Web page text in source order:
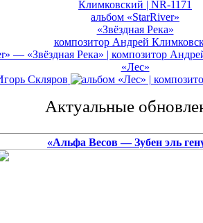
альбом «StarRiver»
«Звёздная Река»
композиторАндрей
«Лес»
Скляров
Актуальные
«Альфа Весов — Зубен эль